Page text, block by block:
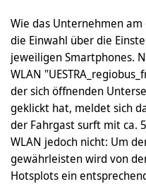
Wie das Unternehmen
die Einwahl über die
jeweiligen Smartphones.
WLAN
der sich öffnenden
geklickt hat, meldet sich
der Fahrgast surft mit ca.
WLAN jedoch nicht: Um
gewährleisten wird von
Hotsplots ein